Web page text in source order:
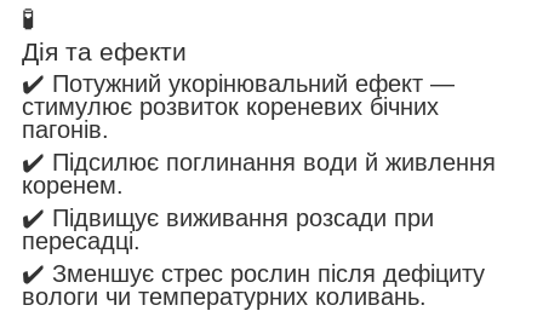
🧪
Дія та ефекти
✔️ Потужний укорінювальний ефект —
стимулює розвиток кореневих бічних
пагонів.
✔️ Підсилює поглинання води й живлення
коренем.
✔️ Підвищує виживання розсади при
пересадці.
✔️ Зменшує стрес рослин після дефіциту
вологи чи температурних коливань.